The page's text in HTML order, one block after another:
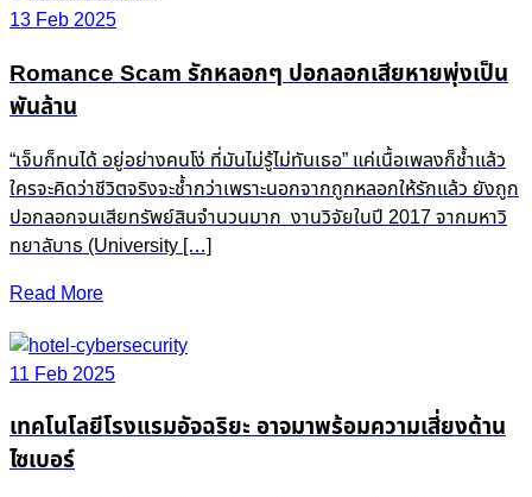
13 Feb 2025
Romance Scam รักหลอกๆ ปอกลอกเสียหายพุ่งเป็น
พันล้าน
“เจ็บก็ทนได้ อยู่อย่างคนโง่ ที่มันไม่รู้ไม่ทันเธอ” แค่เนื้อเพลงก็ช้ำแล้ว
ใครจะคิดว่าชีวิตจริงจะช้ำกว่าเพราะนอกจากถูกหลอกให้รักแล้ว ยังถูก
ปอกลอกจนเสียทรัพย์สินจำนวนมาก งานวิจัยในปี 2017 จากมหาวิ
ทยาลับาธ (University […]
Read More
11 Feb 2025
เทคโนโลยีโรงแรมอัจฉริยะ อาจมาพร้อมความเสี่ยงด้าน
ไซเบอร์